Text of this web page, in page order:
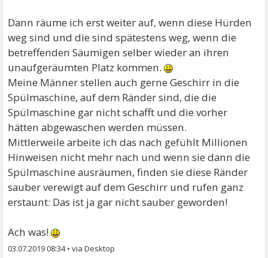
Dann räume ich erst weiter auf, wenn diese Hürden
weg sind und die sind spätestens weg, wenn die
betreffenden Säumigen selber wieder an ihren
unaufgeräumten Platz kommen.
Meine Männer stellen auch gerne Geschirr in die
Spülmaschine, auf dem Ränder sind, die die
Spülmaschine gar nicht schafft und die vorher
hätten abgewaschen werden müssen.
Mittlerweile arbeite ich das nach gefühlt Millionen
Hinweisen nicht mehr nach und wenn sie dann die
Spülmaschine ausräumen, finden sie diese Ränder
sauber verewigt auf dem Geschirr und rufen ganz
erstaunt: Das ist ja gar nicht sauber geworden!
Ach was!
03.07.2019 08:34•